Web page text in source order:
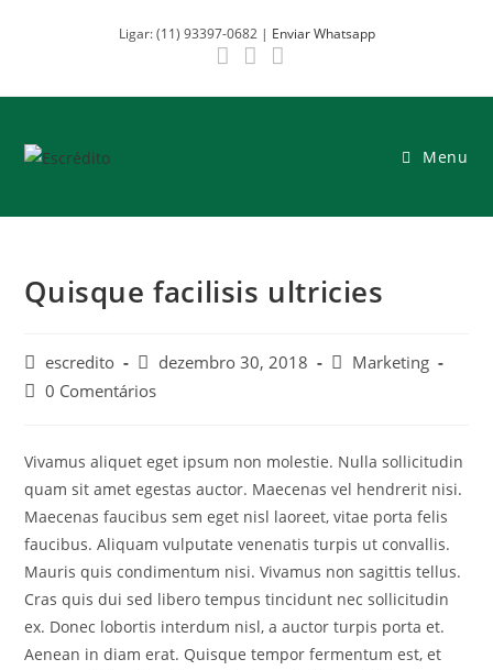
Ligar: (11) 93397-0682 | Enviar Whatsapp
Menu
Quisque facilisis ultricies
escredito dezembro 30, 2018
Marketing
0 Comentários
Vivamus aliquet eget ipsum non molestie. Nulla sollicitudin
quam sit amet egestas auctor. Maecenas vel hendrerit nisi.
Maecenas faucibus sem eget nisl laoreet, vitae porta felis
faucibus. Aliquam vulputate venenatis turpis ut convallis.
Mauris quis condimentum nisi. Vivamus non sagittis tellus.
Cras quis dui sed libero tempus tincidunt nec sollicitudin
ex. Donec lobortis interdum nisl, a auctor turpis porta et.
Aenean in diam erat. Quisque tempor fermentum est, et